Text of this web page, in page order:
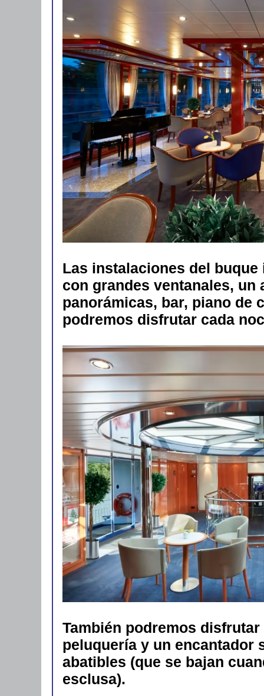
Las instalaciones del
con grandes ventanales, un
panorámicas, bar, piano de
podremos disfrutar cada
También podremos
peluquería y un encantador
abatibles (que se bajan
esclusa).